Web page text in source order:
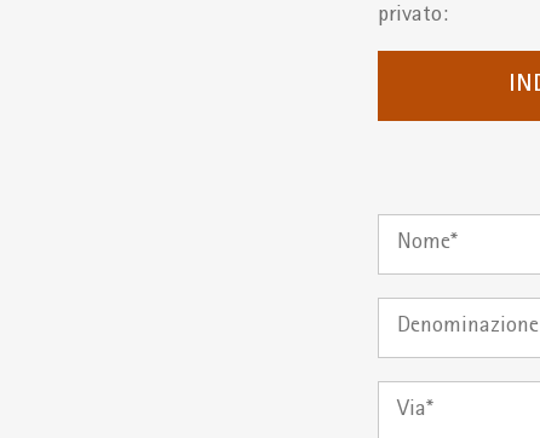
privato:
ditta
organizzazione